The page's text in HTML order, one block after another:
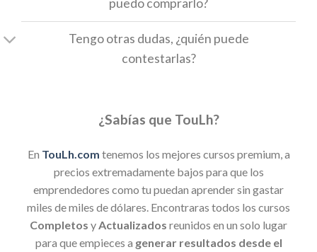
puedo comprarlo?
Tengo otras dudas, ¿quién puede
contestarlas?
¿Sabías que TouLh?
En TouLh.com tenemos los mejores cursos premium, a
precios extremadamente bajos para que los
emprendedores como tu puedan aprender sin gastar
miles de miles de dólares. Encontraras todos los cursos
Completos y Actualizados reunidos en un solo lugar
para que empieces a generar resultados desde el